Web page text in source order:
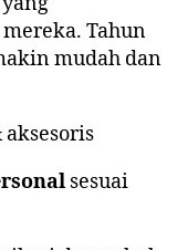
Tahun
mudah dan
sesuai